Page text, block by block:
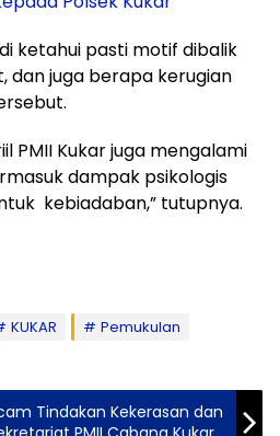
ketahui pasti motif dibalik
dan juga berapa kerugian
PMII Kukar juga mengalami
dampak psikologis
kebiadaban,” tutupnya.
KUKAR
Pemukulan
Tindakan Kekerasan dan